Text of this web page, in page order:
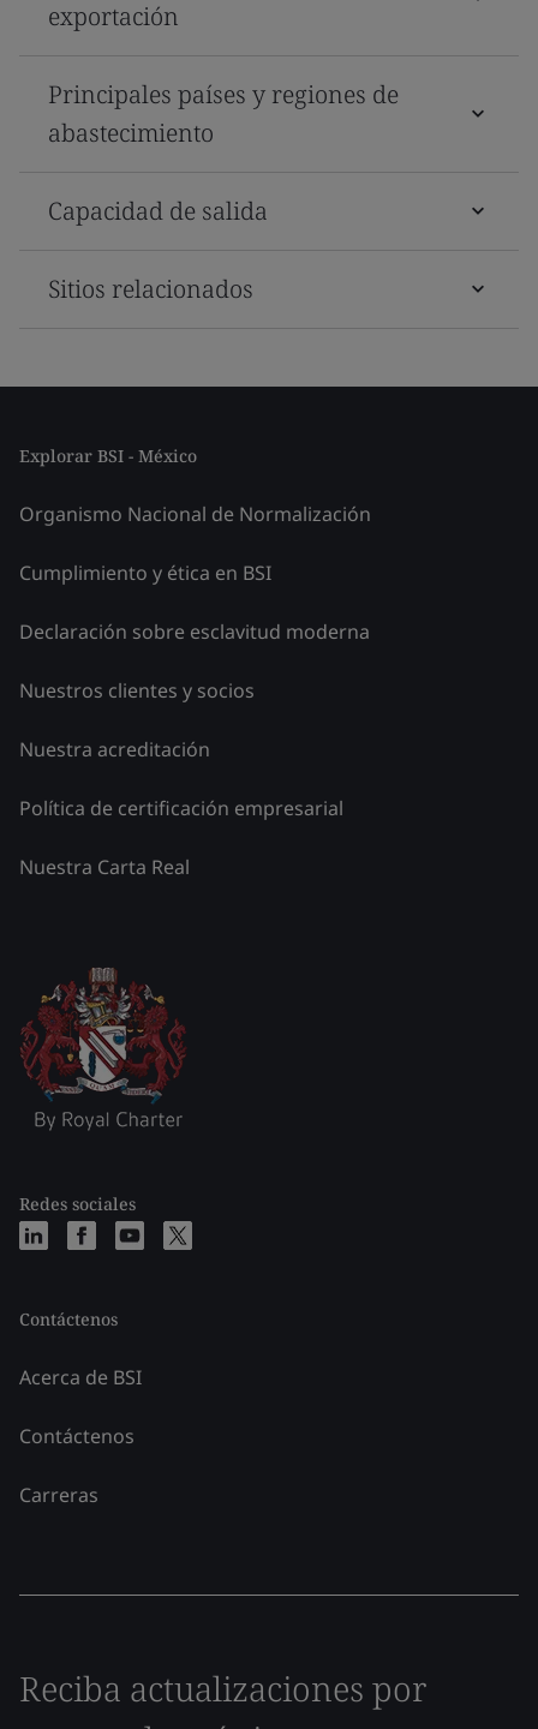
exportación
Principales países y regiones de
abastecimiento
Capacidad de salida
Sitios relacionados
Explorar BSI - México
Organismo Nacional de Normalización
Cumplimiento y ética en BSI
Declaración sobre esclavitud moderna
Nuestros clientes y socios
Nuestra acreditación
Política de certificación empresarial
Nuestra Carta Real
Redes sociales
Contáctenos
Acerca de BSI
Contáctenos
Carreras
Reciba actualizaciones por